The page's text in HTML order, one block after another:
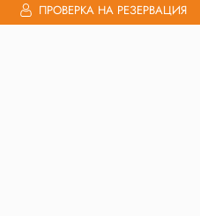
ПРОВЕРКА НА РЕЗЕРВАЦИЯ